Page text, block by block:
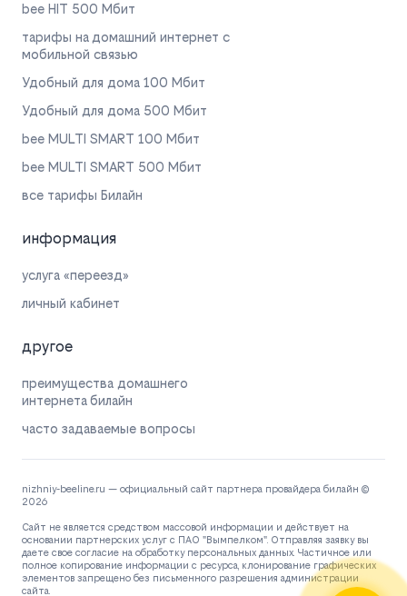
bee HIT 500 Мбит
тарифы на домашний интернет с
мобильной связью
Удобный для дома 100 Мбит
Удобный для дома 500 Мбит
bee MULTI SMART 100 Мбит
bee MULTI SMART 500 Мбит
все тарифы Билайн
информация
услуга «переезд»
личный кабинет
другое
преимущества домашнего
интернета билайн
часто задаваемые вопросы
nizhniy-beeline.ru — официальный сайт партнера провайдера билайн ©
2026
Сайт не является средством массовой информации и действует на
основании партнерских услуг с ПАО "Вымпелком". Отправляя заявку вы
даете свое согласие на обработку персональных данных. Частичное или
полное копирование информации с ресурса, клонирование графических
элементов запрещено без письменного разрешения администрации
сайта.